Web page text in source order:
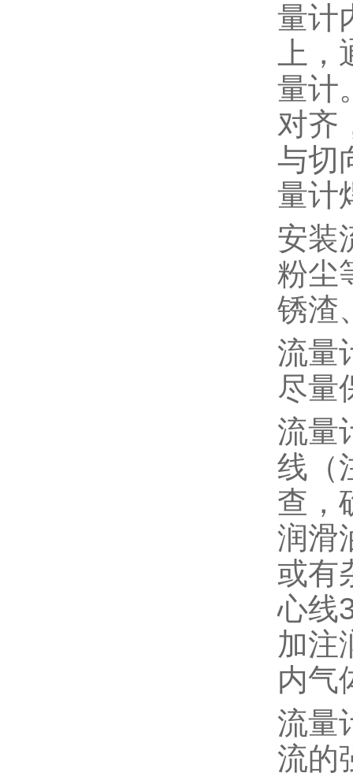
量计
上
量计
对齐
与切
量计
安装
粉尘
锈渣
流量
尽量
流量
线（
查，
润滑
或有
心线
加注
内气
流量
流的